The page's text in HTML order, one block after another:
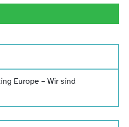
Europe – Wir sind